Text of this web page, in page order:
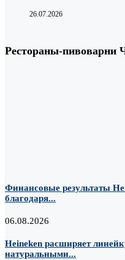
26.07.2026
Рестораны-пивоварни
Финансовые результаты
благодаря...
06.08.2026
Heineken расширяет
натуральными...